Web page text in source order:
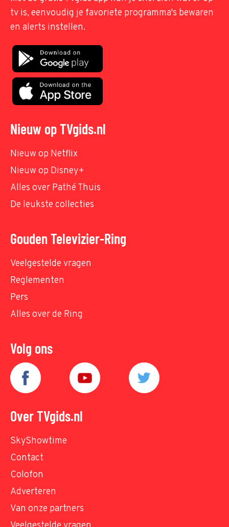
tv is, eenvoudig je favoriete programma's bewaren
en alerts instellen.
Nieuw op TVgids.nl
Nieuw op Netflix
Nieuw op Disney+
Alles over Pathé Thuis
De leukste collecties
Gouden Televizier-Ring
Veelgestelde vragen
Reglementen
Pers
Alles over de Ring
Volg ons
Over TVgids.nl
SkyShowtime
Contact
Colofon
Adverteren
Van onze partners